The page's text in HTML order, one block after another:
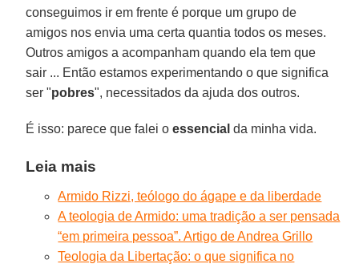
conseguimos ir em frente é porque um grupo de
amigos nos envia uma certa quantia todos os meses.
Outros amigos a acompanham quando ela tem que
sair ... Então estamos experimentando o que significa
ser "pobres", necessitados da ajuda dos outros.
É isso: parece que falei oessencial da minha vida.
Leia mais
Armido Rizzi, teólogo do ágape e da liberdade
A teologia de Armido: uma tradição a ser pensada
“em primeira pessoa”. Artigo de Andrea Grillo
Teologia da Libertação: o que significa no